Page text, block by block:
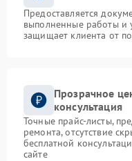
Предоставляется
выполненные работы и
защищает клиента от
Прозрачное
консультация
Точные прайс-листы,
ремонта, отсутствие
бесплатной
сайте